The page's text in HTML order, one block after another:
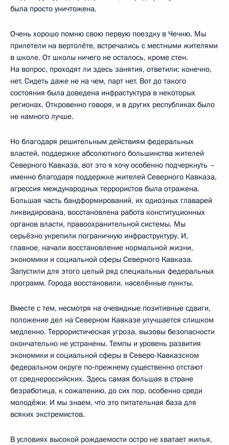
была просто уничтожена.
Очень хорошо помню свою первую поездку в Чечню. Мы
прилетели на вертолёте, встречались с местными жителями
в школе. От школы ничего не осталось, кроме стен.
На вопрос, проходят ли здесь занятия, ответили: конечно,
нет. Сидеть даже не на чем, парт нет. Вот до такого
состояния была доведена инфрастуктура в некоторых
регионах. Откровенно говоря, и в других республиках было
не намного лучше.
Но благодаря решительным действиям федеральных
властей, поддержке абсолютного большинства жителей
Северного Кавказа, вот это я хочу особенно подчеркнуть –
именно благодаря поддержке жителей Северного Кавказа,
агрессия международных террористов была отражена.
Большая часть бандформирований, их одиозных главарей
ликвидирована, восстановлена работа конституционных
органов власти, правоохранительной системы. Мы
серьёзно укрепили пограничную инфраструктуру. И,
главное, начали восстановление нормальной жизни,
экономики и социальной сферы Северного Кавказа.
Запустили для этого целый ряд специальных федеральных
программ. Города восстановили, населённые пункты.
Вместе с тем, несмотря на очевидные позитивные сдвиги,
положение дел на Северном Кавказе улучшается слишком
медленно. Террористическая угроза, вызовы безопасности
окончательно не устранены. Темпы и уровень развития
экономики и социальной сферы в Северо-Кавказском
федеральном округе по‑прежнему существенно отстают
от среднероссийских. Здесь самая большая в стране
безработица, к сожалению, до сих пор, особенно среди
молодёжи. И мы знаем, что это питательная база для
всяких экстремистов.
В условиях высокой рождаемости остро не хватает жилья,